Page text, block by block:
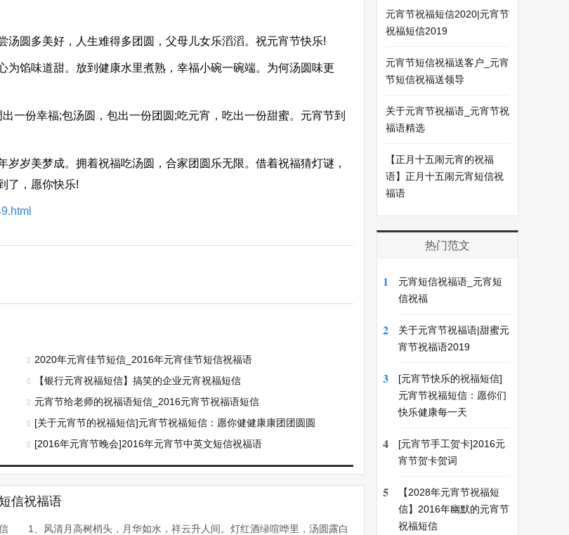
圆多美好，人生难得多团圆，父母儿女乐滔滔。祝元宵节快乐!
馅味道甜。放到健康水里煮熟，幸福小碗一碗端。为何汤圆味更
份幸福;包汤圆，包出一份团圆;吃元宵，吃出一份甜蜜。元宵节到
美梦成。拥着祝福吃汤圆，合家团圆乐无限。借着祝福猜灯谜，
了，愿你快乐!
2020年元宵佳节短信_2016年元宵佳节短信祝福语
【银行元宵祝福短信】搞笑的企业元宵祝福短信
元宵节给老师的祝福语短信_2016元宵节祝福语短信
[关于元宵节的祝福短信]元宵节祝福短信：愿你健健康康团团圆圆
[2016年元宵节晚会]2016年元宵节中英文短信祝福语
信祝福语
、风清月高树梢头，月华如水，祥云升人间。灯红酒绿喧哗里，汤圆露白
元宵节祝福短信2020|元宵节
祝福短信2019
元宵节短信祝福送客户_元宵
节短信祝福送领导
关于元宵节祝福语_元宵节祝
福语精选
【正月十五闹元宵的祝福
语】正月十五闹元宵短信祝
福语
热门范文
1
元宵短信祝福语_元宵短
信祝福
2
关于元宵节祝福语|甜蜜元
宵节祝福语2019
3
[元宵节快乐的祝福短信]
元宵节祝福短信：愿你们
快乐健康每一天
4
[元宵节手工贺卡]2016元
宵节贺卡贺词
5
【2028年元宵节祝福短
信】2016年幽默的元宵节
祝福短信